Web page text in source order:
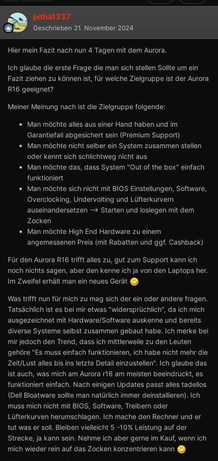
pitha1337
Geschrieben 21. November 2024
Hier mein Fazit nach nun 4 Tagen mit dem Aurora.
Ich glaube die erste Frage die man sich stellen Sollte um ein
Fazit ziehen zu können ist, für welche Zielgruppe ist der Aurora
R16 geeignet?
Meiner Meinung nach ist die Zielgruppe folgende:
Man möchte alles aus einer Hand haben und im
Garantiefall abgesichert sein (Premium Support)
Man möchte nicht selber ein System zusammen stellen
oder kennt sich schlichtweg nicht aus
Man möchte das, dass System "Out of the box" einfach
funktioniert
Man möchte sich nicht mit BIOS Einstellungen, Software,
Overclocking, Undervolting und Lüfterkurvern
auseinandersetzen --> Starten und loslegen mit dem
Zocken
Man möchte High End Hardware zu einem
angemessenen Preis (mit Rabatten und ggf. Cashback)
Für den Aurora R16 trifft alles zu, gut zum Support kann ich
noch nichts sagen, aber den kenne ich ja von den Laptops her.
Im Zweifel erhält man ein neues Gerät
Was trifft nun für mich zu mag sich der ein oder andere fragen.
Tatsächlich ist es bei mir etwas "widersprüchlich", da ich mich
ausgezeichnet mit Hardware/Software auskenne und bereits
diverse Systeme selbst zusammen gebaut habe. Ich merke bei
mir jedoch den Trend, dass ich mittlerweile zu den Leuten
gehöre "Es muss einfach funktionieren, ich habe nicht mehr die
Zeit/Lust alles bis ins letzte Detail einzustellen". Ich glaube das
ist auch, was mich am Aurora r16 am meisten beeindruckt, es
funktioniert einfach. Nach einigen Updates passt alles tadellos
(Dell Bloatware sollte man natürlich immer deinstallieren). Ich
muss mich nicht mit BIOS, Software, Treibern oder
Lüfterkurven herumschlagen. Ich mache den Rechner und er
tut was er soll. Bleiben vielleicht 5 -10% Leistung auf der
Strecke, ja kann sein. Nehme ich aber gerne im Kauf, wenn ich
mich wieder rein auf das Zocken konzentrieren kann